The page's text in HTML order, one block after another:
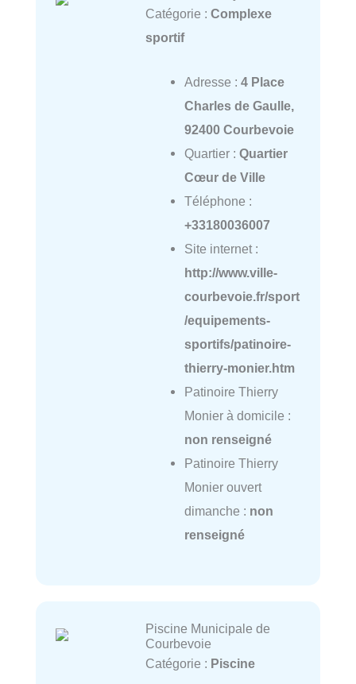
Catégorie : Complexe
sportif
Adresse : 4 Place
Charles de Gaulle,
92400 Courbevoie
Quartier : Quartier
Cœur de Ville
Téléphone :
+33180036007
Site internet :
http://www.ville-
courbevoie.fr/sport
/equipements-
sportifs/patinoire-
thierry-monier.htm
Patinoire Thierry
Monier à domicile :
non renseigné
Patinoire Thierry
Monier ouvert
dimanche : non
renseigné
Piscine Municipale de
Courbevoie
Catégorie : Piscine